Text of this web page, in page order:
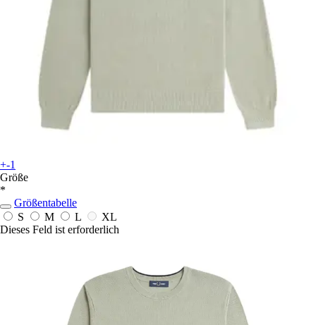
+-1
Größe
*
Größentabelle
S
M L
XL
Dieses Feld ist erforderlich